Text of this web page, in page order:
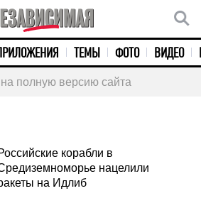
ПРИЛОЖЕНИЯ ТЕМЫ ФОТО ВИДЕО
полную версию сайта
корабли в
нацелили
на Идлиб